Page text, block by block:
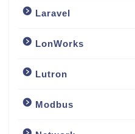
Laravel
LonWorks
Lutron
Modbus